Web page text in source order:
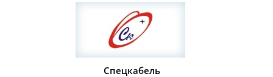
Спецкабель